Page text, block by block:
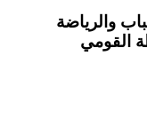
والرياضة
القومي